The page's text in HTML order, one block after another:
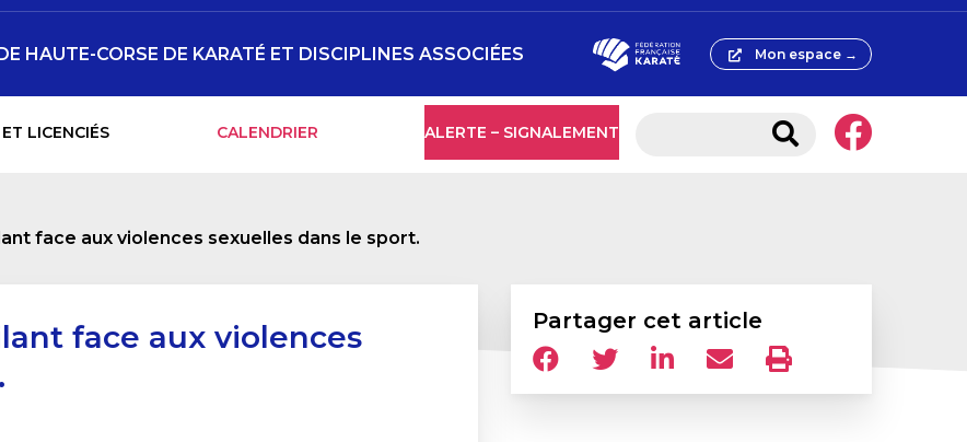
LICENCIÉS CALENDRIER ALERTE – SIGNALEMENT
HAUTE-CORSE DE KARATÉ ET DISCIPLINES ASSOCIÉES Mon espace →
face aux violences sexuelles dans le sport.
face aux violences
Partager cet article